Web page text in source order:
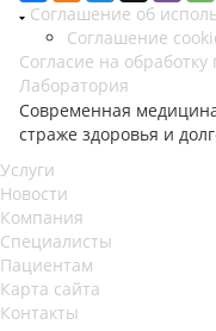
Соглашение об
Соглашение
Согласие на
Лаборатория
Современная
страже здоровья и
Услуги
Новости
Компания
Специалисты
Пациентам
Карта сайта
Контакты